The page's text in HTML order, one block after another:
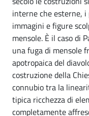
interne che esterne, i
immagini e figure
mensole. È il caso di
una fuga di mensole
apotropaica del
costruzione della
connubio tra la
tipica ricchezza di
completamente